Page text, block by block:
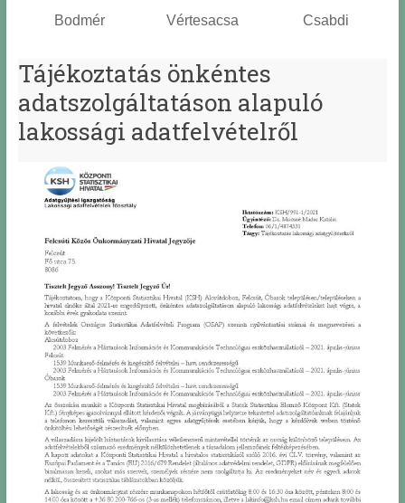
Bodmér Vértesacsa Csabdi
Tájékoztatás önkéntes
adatszolgáltatáson alapuló
lakossági adatfelvételről